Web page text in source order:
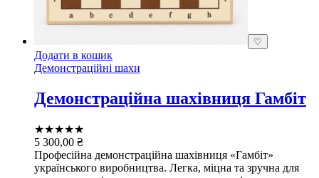
♡
Додати в кошик
Демонстраційні шахи
Демонстраційна шахівниця Гамбіт
★★★★★
5 300,00 ₴
Професійна демонстраційна шахівниця «Гамбіт»
українського виробництва. Легка, міцна та зручна для